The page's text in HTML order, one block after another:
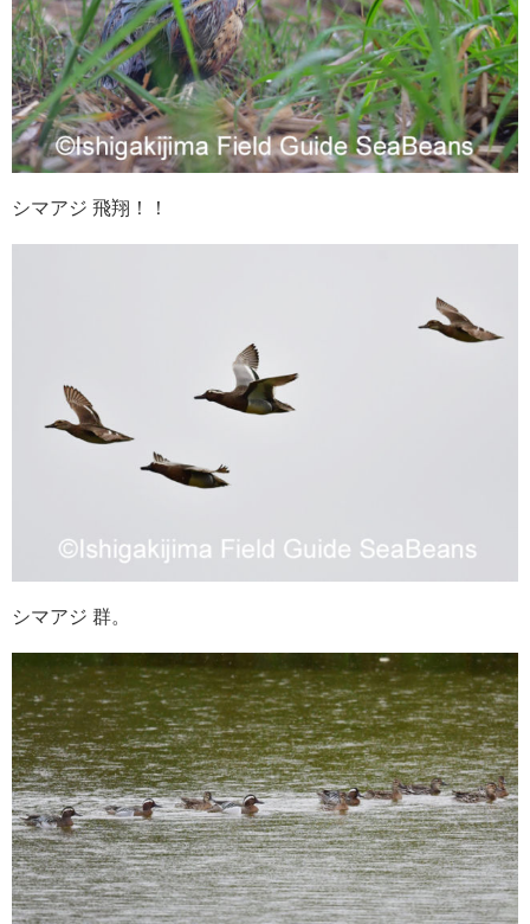
シマアジ 飛翔！！
シマアジ 群。